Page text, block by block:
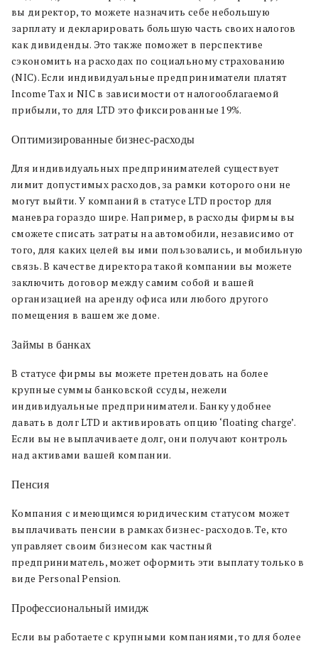
вы директор, то можете назначить себе небольшую
зарплату и декларировать большую часть своих налогов
как дивиденды. Это также поможет в перспективе
сэкономить на расходах по социальному страхованию
(NIC). Если индивидуальные предприниматели платят
Income Tax и NIC в зависимости от налогооблагаемой
прибыли, то для LTD это фиксированные 19%.
Оптимизированные бизнес-расходы
Для индивидуальных предпринимателей существует
лимит допустимых расходов, за рамки которого они не
могут выйти. У компаний в статусе LTD простор для
маневра гораздо шире. Например, в расходы фирмы вы
сможете списать затраты на автомобили, независимо от
того, для каких целей вы ими пользовались, и мобильную
связь. В качестве директора такой компании вы можете
заключить договор между самим собой и вашей
организацией на аренду офиса или любого другого
помещения в вашем же доме.
Займы в банках
В статусе фирмы вы можете претендовать на более
крупные суммы банковской ссуды, нежели
индивидуальные предприниматели. Банку удобнее
давать в долг LTD и активировать опцию ‘floating charge’.
Если вы не выплачиваете долг, они получают контроль
над активами вашей компании.
Пенсия
Компания с имеющимся юридическим статусом может
выплачивать пенсии в рамках бизнес-расходов. Те, кто
управляет своим бизнесом как частный
предприниматель, может оформить эти выплату только в
виде Personal Pension.
Профессиональный имидж
Если вы работаете с крупными компаниями, то для более